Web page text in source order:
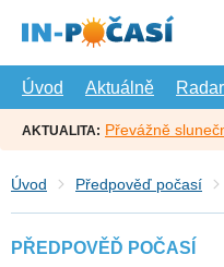
hlavní
Úvod
Aktuálně Radar
AKTUALITA: Převážně
Úvod Předpověď počasí
PŘEDPOVĚĎ POČASÍ